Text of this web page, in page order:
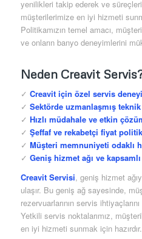
yenilikleri takip ederek ve
müşterilerimize en iyi hizmeti
Politikamızın temel amacı,
ve onların banyo deneyimlerini
Neden Creavit
✓ Creavit için özel servis
✓ Sektörde uzmanlaşmış
✓ Hızlı müdahale ve etkin
✓ Şeffaf ve rekabetçi fiyat
✓ Müşteri memnuniyeti odaklı
✓ Geniş hizmet ağı ve
Creavit Servisi, geniş hizmet
ulaşır. Bu geniş ağ sayesinde,
rezervuarlarının servis
Yetkili servis noktalarımız,
en iyi hizmeti sunmak için hazırdır.